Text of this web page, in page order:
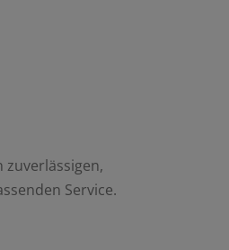
zuverlässigen,
Service.